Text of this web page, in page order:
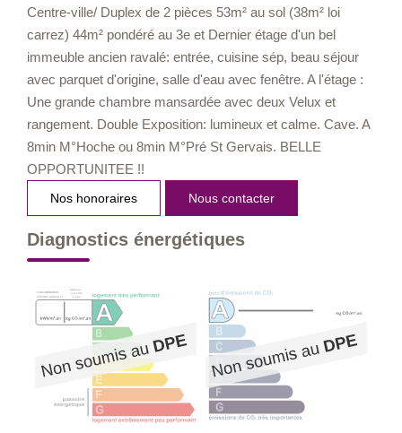
Centre-ville/ Duplex de 2 pièces 53m² au sol (38m² loi
carrez) 44m² pondéré au 3e et Dernier étage d'un bel
immeuble ancien ravalé: entrée, cuisine sép, beau séjour
avec parquet d'origine, salle d'eau avec fenêtre. A l'étage :
Une grande chambre mansardée avec deux Velux et
rangement. Double Exposition: lumineux et calme. Cave. A
8min M°Hoche ou 8min M°Pré St Gervais. BELLE
OPPORTUNITEE !!
Nos honoraires Nous contacter
Diagnostics énergétiques